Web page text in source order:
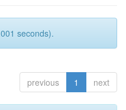
seconds).
previous 1 next